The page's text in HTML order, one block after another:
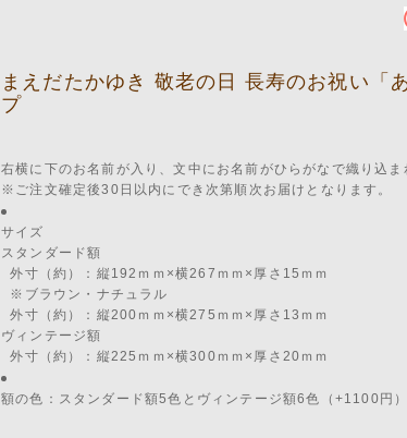
まえだたかゆき 敬老の日 長寿のお祝い
プ
右横に下のお名前が入り、文中にお名前がひらがなで織り込
※ご注文確定後30日以内にでき次第順次お届けとなります。
サイズ
スタンダード額
外寸（約）：縦192ｍｍ×横267ｍｍ×厚さ15ｍｍ
※ブラウン・ナチュラル
外寸（約）：縦200ｍｍ×横275ｍｍ×厚さ13ｍｍ
ヴィンテージ額
外寸（約）：縦225ｍｍ×横300ｍｍ×厚さ20ｍｍ
額の色：スタンダード額5色とヴィンテージ額6色（+1100円